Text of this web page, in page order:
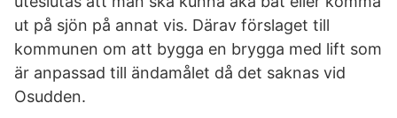
ut på sjön på annat vis. Därav förslaget till
kommunen om att bygga en brygga med lift som
är anpassad till ändamålet då det saknas vid
Osudden.